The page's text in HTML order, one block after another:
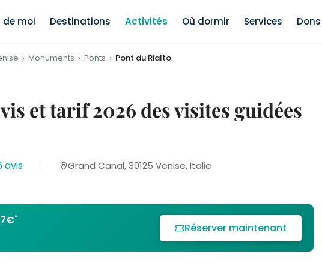
de moi Destinations Activités Où dormir Services
Monuments Ponts Pont du Rialto
et tarif 2026 des visites guidées
avis Grand Canal, 30125 Venise, Italie
*
Réserver maintenant